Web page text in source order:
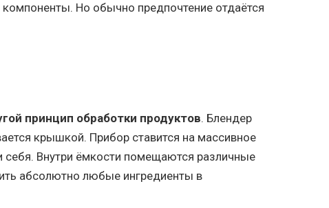
Но обычно предпочтение отдаётся
принцип обработки продуктов. Блендер
крышкой. Прибор ставится на массивное
себя. Внутри ёмкости помещаются различные
абсолютно любые ингредиенты в